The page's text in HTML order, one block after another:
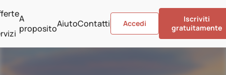
A
propositoAiutoContatti Accedi
Iscriviti
gratuitamente